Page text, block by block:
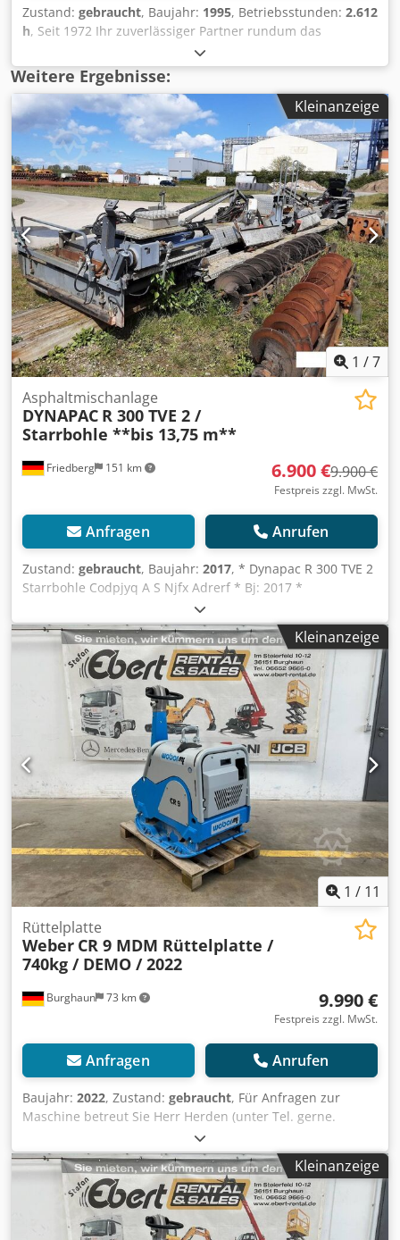
Zustand: gebraucht, Baujahr: 1995, Betriebsstunden: 2.612
h, Seit 1972 Ihr zuverlässiger Partner rundum das
Automobil/Nutzfahrzeug in 28832 Achim am Bremer
Kreuz. Das NutzfahrzeugZentrum Behnke hält ständig ca.
200 Fahrzeuge aus den Bereichen Transporter,
Nutzfahrzeuge sowie Baumaschinen ! Wir bieten Ihnen
laufend attraktive Finanzierungsmöglichkeiten zu
günstigen Sonderkonditionen. Bei Interesse erstellen wir
Ihnen gerne ein individuelles Angebot! Inzahlungnahme
Ihres Nutzfahrzeug/Baumaschine ist erwünscht. Falls eine
neue TÜV-Abnahme erwünscht, unterbreiten wir Ihnen
gerne ein Angebot unserer Partnerwerkstätten. Unser
Angebot ist generell OHNE neuer TÜV Abnahme. Die
Anlieferung Ihres "neuen" Nutzfahrzeug ist durch unsere
externen Partner gegen Mehrpreis möglich. Credoy
Aqmmepfx Adrjf Die gemachten Angaben in Anzeigen,
Internet, Preisschildern und Bildern sind unverbindliche
Beschreibungen und dienen nicht als zugesicherte
Eigenschaften. Der Verkäufer übernimmt keine Haftung/
Gewährleistung für Tipp- und Datenübermittlungsfehler.
Aufgeführte Ausstattungen sind ggfs. gesondert zu prüfen.
Irrtum und Zwischenverkauf vorbehalten.
Weitere Ergebnisse:
Kleinanzeige
1 /7
Friedberg 151 km
Asphaltmischanlage
DYNAPAC R 300 TVE 2 /
Starrbohle **bis 13,75 m**
6.900 €9.900 €
Festpreis zzgl. MwSt.
Anfragen Anrufen
Zustand: gebraucht, Baujahr: 2017, * Dynapac R 300 TVE 2
Starrbohle Codpjyq A S Njfx Adrerf * Bj: 2017 *
Einbaubreite 11,75 m - 13,75 m * mehr Bilder und Videos
per Whatsapp * Angaben ohne Gewähr und
Zwischenverkauf vorbehalten.
Kleinanzeige
1 / 11
Burghaun 73 km
Rüttelplatte
Weber CR 9 MDM Rüttelplatte /
740kg / DEMO / 2022
9.990 €
Festpreis zzgl. MwSt.
Anfragen Anrufen
Baujahr: 2022, Zustand: gebraucht, Für Anfragen zur
Maschine betreut Sie Herr Herden (unter Tel. gerne.
Weber CR 9 MDM Hatz-Diesel Rüttelplatte / Baujahr: 2022 /
E-Start / DEMO - Gerät Verkaufspreis: 9.990,00 € netto /
11.888,10 € brutto Technische Daten Motor: Hatz-Diesel
Motorleistung max.: 11,0 (15,0) kW/PS Gewicht: 740 kg
Zentrifugalkraft: 100 kN Frequenz: 65 Hz Arbeitsbreite: 75
cm Die reversierbaren Bodenverdichter der CR-Baureihen
Kleinanzeige